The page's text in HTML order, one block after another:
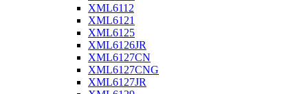
XML6112
XML6121
XML6125
XML6126JR
XML6127CN
XML6127CNG
XML6127JR